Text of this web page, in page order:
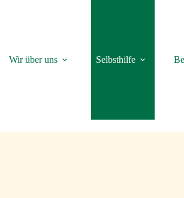
Wir über uns Selbsthilfe